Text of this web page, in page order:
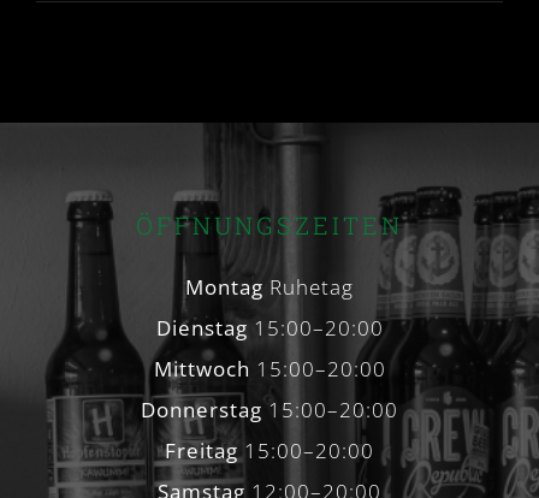
ÖFFNUNGSZEITEN
Montag Ruhetag
Dienstag15:00–20:00
Mittwoch 15:00–20:00
Donnerstag15:00–20:00
Freitag15:00–20:00
Samstag 12:00–20:00